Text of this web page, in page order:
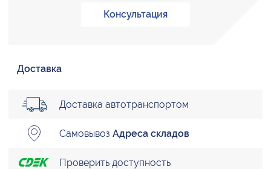
Консультация
Доставка
Доставка автотранспортом
Самовывоз Адреса складов
Проверить доступность